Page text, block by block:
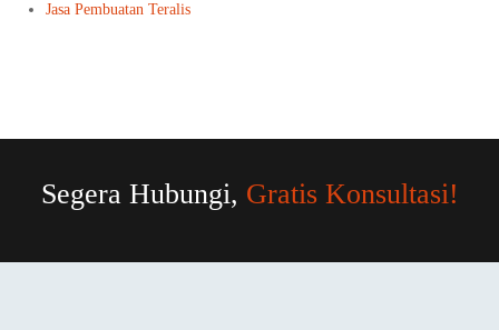
Jasa Pembuatan Teralis
Segera Hubungi, Gratis Konsultasi!